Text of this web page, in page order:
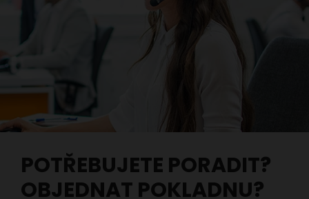
POTŘEBUJETE PORADIT?
OBJEDNAT POKLADNU?